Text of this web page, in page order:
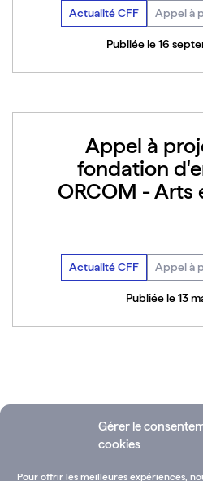
Gérer le
cookies
Pour offrir les meilleures expériences,
Actualité CFF Appel à
Publiée le 16
Appel à
fondation
ORCOM - Arts
Actualité CFF Appel à
Publiée le 13